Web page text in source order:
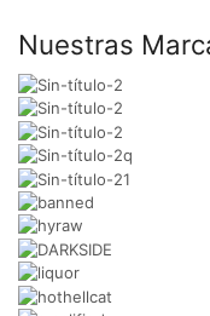
Nuestras